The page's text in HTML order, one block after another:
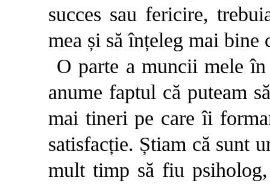
succes sau fericire,
mea și să înțeleg mai
O parte a muncii mele
anume faptul că puteam
mai tineri pe care îi
satisfacție. Știam că sunt
mult timp să fiu